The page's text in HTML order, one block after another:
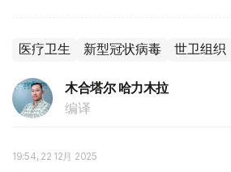
医疗卫生 新型冠状病毒 世卫组织
木合塔尔 哈力木拉
编译
19:54, 22 12月 2025